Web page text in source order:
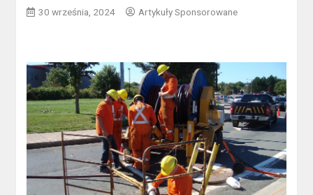
30 września, 2024 Artykuły Sponsorowane